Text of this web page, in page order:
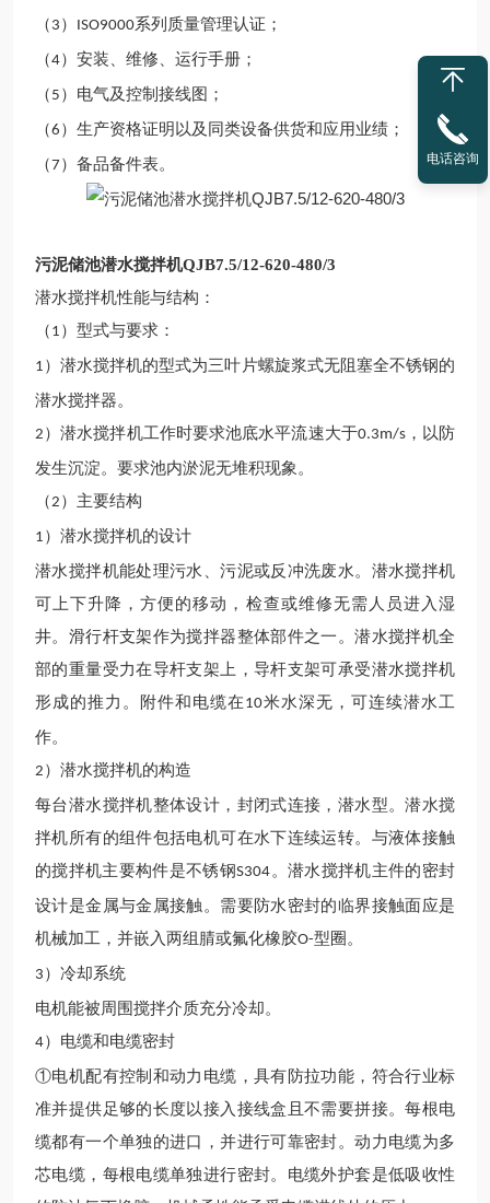
（ 3 ） ISO9000系列质量管理认证；
（4）安装、维修、运行手册；
（ 5 ）电气及控制接线图；
（6 ） 生产资格证明以及同类设备供货和应用业绩；
（7 ）备品备件表。
污泥储池潜水搅拌机QJB7.5/12-620-480/3
潜水搅拌机性能与结构 ：
（ 1 ）型式与要求 ：
1 ）潜水搅拌机的型式为三叶片螺旋浆式无阻塞全不锈钢的
潜水搅拌器。
2 ）潜水搅拌机工作时要求池底水平流速大于0.3m/s，以防
发生沉淀。要求池内淤泥无堆积现象 。
（2 ）主要结构
1 ） 潜水搅拌机的设计
潜水搅拌机能处理污水、污泥或反冲洗废水。 潜水搅拌机
可上下升降，方便的移动，检查或维修无需人员进入湿
井。滑行杆支架作为搅拌器整体部件之一。潜水搅拌机全
部的重量受力在导杆支架上， 导杆支架可承受潜水搅拌机
形成的推力。附件和电缆在 10米水深无，可连续潜水工
作。
2 ） 潜水搅拌机的构造
每台潜水搅拌机整体设计，封闭式连接，潜水型。潜水搅
拌机所有的组件包括电机可在水下连续运转。与液体接触
的搅拌机主要构件是不锈钢S304 。 潜水搅拌机主件的密封
设计是金属与金属接触。需要防水密封的临界接触面应是
机械加工，并嵌入两组腈或氟化橡胶O-型圈。
3 ）冷却系统
电机能被周围搅拌介质充分冷却。
4）电缆和电缆密封
①电机配有控制和动力电缆，具有防拉功能，符合行业标
准并提供足够的长度以接入接线盒且不需要拼接。每根电
缆都有一个单独的进口，并进行可靠密封。动力电缆为多
芯电缆，每根电缆单独进行密封。电缆外护套是低吸收性
电话咨询